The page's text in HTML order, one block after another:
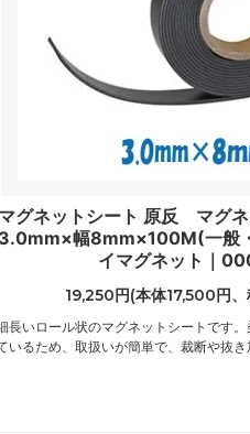
グネットシート 原反 マグ
幅8mm×100M(一般
イマグネット｜
19,250円(本体17,500円
長いロール状のマグネットシートです
いるため、取扱いが簡単で、裁断や抜き